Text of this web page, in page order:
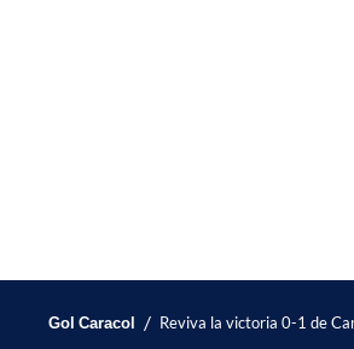
Gol Caracol / Reviva la victoria 0-1 de